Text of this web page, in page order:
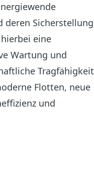
Sicherstellung
eine
Wartung und
Tragfähigkeit
Flotten, neue
und